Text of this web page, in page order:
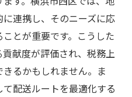
連携し、そのニーズに応
とが重要です。こうした
献度が評価され、税務上
るかもしれません。ま
配送ルートを最適化する